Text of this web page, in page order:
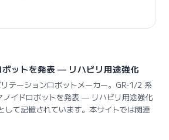
ットを発表 — リハビリ用途強化
テーションロボットメーカー。GR-1/2 系
イドロボットを発表 — リハビリ用途強化
て記憶されています。本サイトでは関連